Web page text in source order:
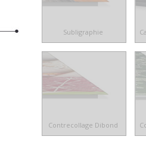
Subligraphie
Contrecollage Dibond